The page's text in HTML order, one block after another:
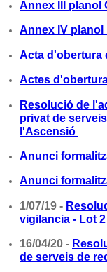
Annex III planol
Annex IV planol
Acta d'obertura
Actes
Resolució de
privat de
l'Ascensió
Anunci
Anunci
1/07/19 -
vigilancia - Lot 2
16/04/20 -
de serveis de